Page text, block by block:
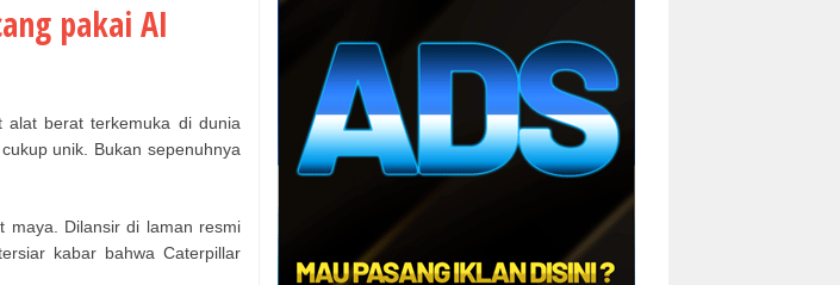
pakai AI
alat berat terkemuka di dunia
unik. Bukan sepenuhnya
maya. Dilansir di laman resmi
kabar bahwa Caterpillar